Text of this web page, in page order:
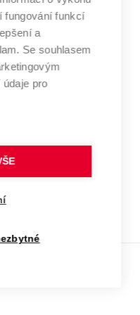
učení
technické
Brně
fungování funkcí
a
Se souhlasem
údaje pro